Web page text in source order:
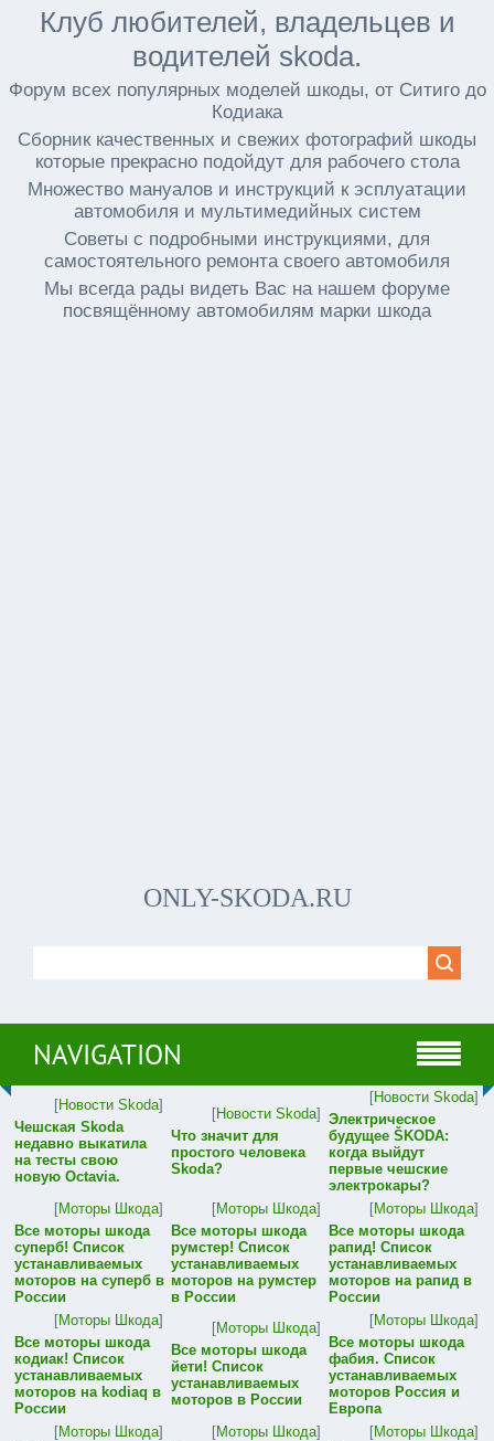
Клуб любителей, владельцев и
водителей skoda.
Форум всех популярных моделей шкоды, от Ситиго до
Кодиака
Сборник качественных и свежих фотографий шкоды
которые прекрасно подойдут для рабочего стола
Множество мануалов и инструкций к эсплуатации
автомобиля и мультимедийных систем
Советы с подробными инструкциями, для
самостоятельного ремонта своего автомобиля
Мы всегда рады видеть Вас на нашем форуме
посвящённому автомобилям марки шкода
ONLY-SKODA.RU
NAVIGATION
[Новости Skoda]
Чешская Skoda
недавно выкатила
на тесты свою
новую Octavia.
[Новости Skoda]
Что значит для
простого человека
Skoda?
[Новости Skoda]
Электрическое
будущее ŠKODA:
когда выйдут
первые чешские
электрокары?
[Моторы Шкода]
Все моторы шкода
суперб! Список
устанавливаемых
моторов на суперб в
России
[Моторы Шкода]
Все моторы шкода
румстер! Список
устанавливаемых
моторов на румстер
в России
[Моторы Шкода]
Все моторы шкода
рапид! Список
устанавливаемых
моторов на рапид в
России
[Моторы Шкода]
Все моторы шкода
кодиак! Список
устанавливаемых
моторов на kodiaq в
России
[Моторы Шкода]
Все моторы шкода
йети! Список
устанавливаемых
моторов в России
[Моторы Шкода]
Все моторы шкода
фабия. Список
устанавливаемых
моторов Россия и
Европа
[Моторы Шкода]
[Моторы Шкода]
[Моторы Шкода]